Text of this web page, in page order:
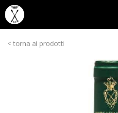
< torna ai prodotti